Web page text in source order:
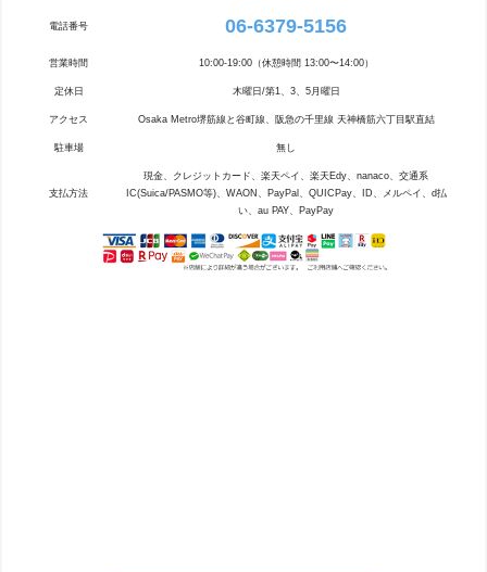
電話番号 06-6379-5156
営業時間 10:00-19:00（休憩時間 13:00〜14:00）
定休日 木曜日/第1、3、5月曜日
アクセス Osaka Metro堺筋線と谷町線、阪急の千里線 天神橋筋六丁目駅直結
駐車場 無し
支払方法
現金、クレジットカード、楽天ペイ、楽天Edy、nanaco、交通系
IC(Suica/PASMO等)、WAON、PayPal、QUICPay、ID、メルペイ、d払
い、au PAY、PayPay